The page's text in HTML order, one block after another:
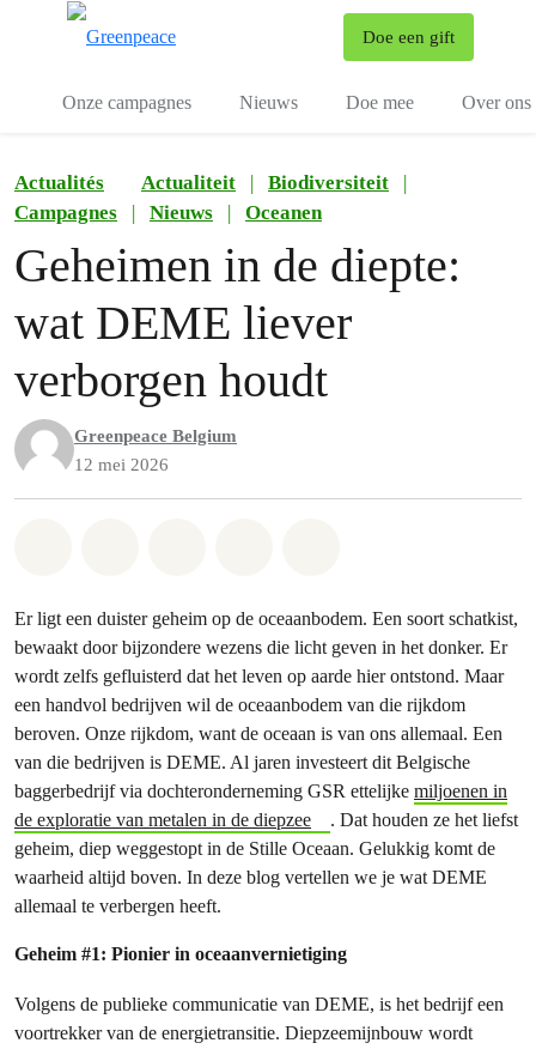
Doe een gift
Onze campagnes Nieuws Doe mee Over ons
Actualités Actualiteit | Biodiversiteit
|
Campagnes
| Nieuws | Oceanen
Geheimen in de diepte:
wat DEME liever
verborgen houdt
Greenpeace Belgium
12 mei 2026
Er ligt een duister geheim op de oceaanbodem. Een soort schatkist,
bewaakt door bijzondere wezens die licht geven in het donker. Er
wordt zelfs gefluisterd dat het leven op aarde hier ontstond. Maar
een handvol bedrijven wil de oceaanbodem van die rijkdom
beroven. Onze rijkdom, want de oceaan is van ons allemaal. Een
van die bedrijven is DEME. Al jaren investeert dit Belgische
baggerbedrijf via dochteronderneming GSR ettelijke miljoenen in
de exploratie van metalen in de diepzee
. Dat houden ze het liefst
geheim, diep weggestopt in de Stille Oceaan. Gelukkig komt de
waarheid altijd boven. In deze blog vertellen we je wat DEME
allemaal te verbergen heeft.
Geheim #1: Pionier in oceaanvernietiging
Volgens de publieke communicatie van DEME, is het bedrijf een
voortrekker van de energietransitie. Diepzeemijnbouw wordt